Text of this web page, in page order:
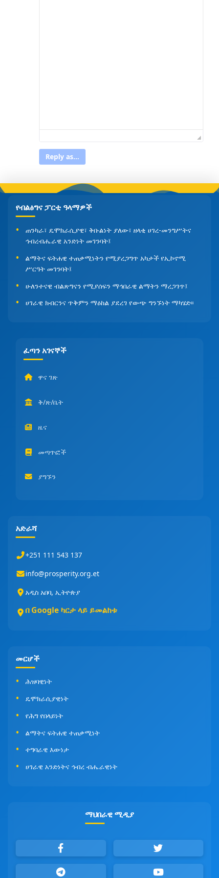
Reply as...
የብልፅግና ፓርቲ ዓላማዎች
ጠንካራ፣ ዴሞክራሲያዊ፣ ቅቡልነት ያለው፣ ዘላቂ ሀገረ-መንግሥትና
ኅብረብሔራዊ አንድነት መገንባት፤
ልማትና ፍትሐዊ ተጠቃሚነትን የሚያረጋግጥ አካታች የኢኮኖሚ
ሥርዓት መገንባት፤
ሁለንተናዊ ብልጽግናን የሚያሰፍን ማኅበራዊ ልማትን ማረጋገጥ፤
ሀገራዊ ክብርንና ጥቅምን ማዕከል ያደረገ የውጭ ግንኙነት ማካሄድ፡፡
ፈጣን አገናኞች
ዋና ገጽ
ቅ/ጽ/ቤት
ዜና
መጣጥፎች
ያግኙን
አድራሻ
+251 111 543 137
info@prosperity.org.et
አዲስ አበባ, ኢትዮጵያ
በ Google ካርታ ላይ ይመልከቱ
መርሆች
ሕዝባዊነት
ዴሞክራሲያዊነት
የሕግ የበላይነት
ልማትና ፍትሐዊ ተጠቃሚነት
ተግባራዊ እውነታ
ሀገራዊ አንድነትና ኅብረ ብሔራዊነት
ማህበራዊ ሚዲያ